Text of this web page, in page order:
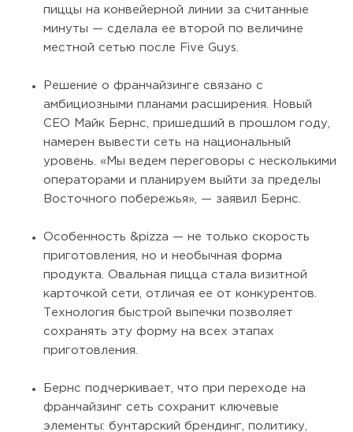
пиццы на конвейерной линии за считанные
минуты — сделала ее второй по величине
местной сетью после Five Guys.
Решение о франчайзинге связано с
амбициозными планами расширения. Новый
CEO Майк Бернс, пришедший в прошлом году,
намерен вывести сеть на национальный
уровень. «Мы ведем переговоры с несколькими
операторами и планируем выйти за пределы
Восточного побережья», — заявил Бернс.
Особенность &pizza — не только скорость
приготовления, но и необычная форма
продукта. Овальная пицца стала визитной
карточкой сети, отличая ее от конкурентов.
Технология быстрой выпечки позволяет
сохранять эту форму на всех этапах
приготовления.
Бернс подчеркивает, что при переходе на
франчайзинг сеть сохранит ключевые
элементы: бунтарский брендинг, политику,